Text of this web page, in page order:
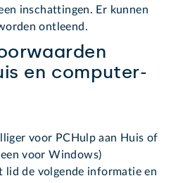
inschattingen. Er kunnen
ontleend.
en computer-
voor PCHulp aan Huis of
voor Windows)
lid de volgende informatie en